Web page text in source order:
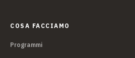
COSA FACCIAMO
Programmi